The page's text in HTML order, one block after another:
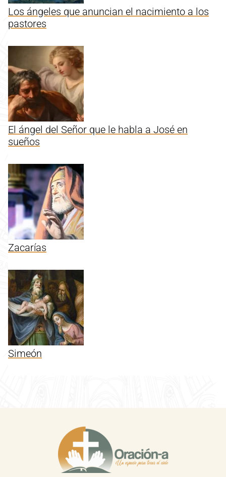
Los ángeles que anuncian el nacimiento a los
pastores
El ángel del Señor que le habla a José en
sueños
Zacarías
Simeón